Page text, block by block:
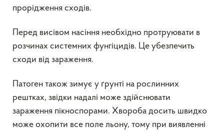
прорідження сходів.
Перед висівом насіння необхідно протруювати в
розчинах системних фунгіцидів. Це убезпечить
сходи від зараження.
Патоген також зимує у ґрунті на рослинних
рештках, звідки надалі може здійснювати
зараження пікноспорами. Хвороба досить швидко
може охопити все поле льону, тому при виявленні